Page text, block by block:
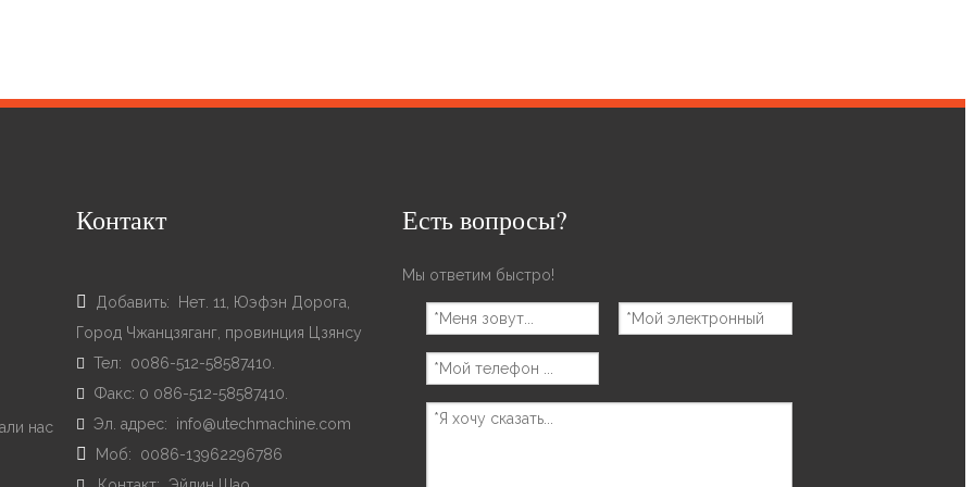
нас
Контакт

Добавить: Hет. 11, Юэфэн Дорога,
Город Чжанцзяганг, провинция Цзянсу
 Тел: 0086-512-58587410.
 Факс: 0 086-512-58587410.
 Эл. адрес: info@utechmachine.com
 Моб: 0086-13962296786
Есть вопросы?
Мы ответим быстро!